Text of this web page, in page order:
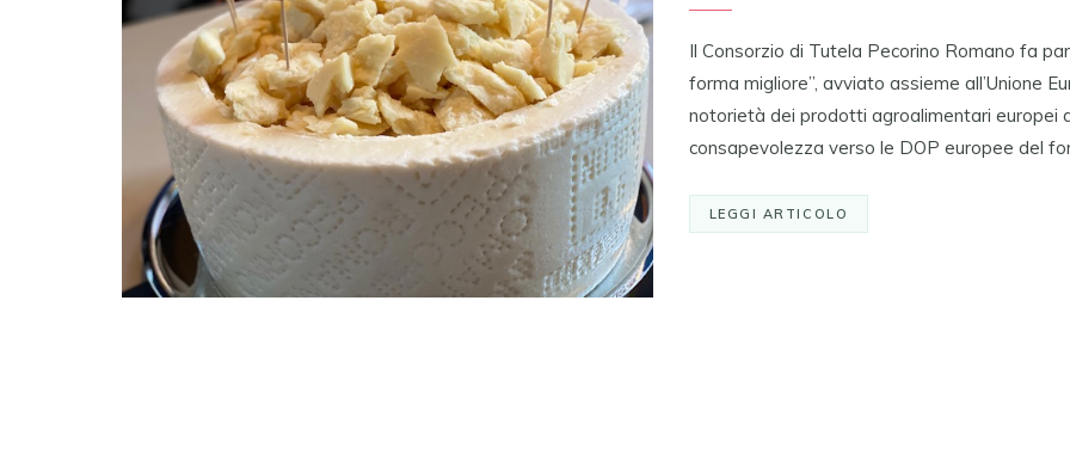
Il Consorzio di Tutela Pecorino Romano fa
forma migliore”, avviato assieme all’Unione
notorietà dei prodotti agroalimentari europei
consapevolezza verso le DOP europee del
LEGGI ARTICOLO